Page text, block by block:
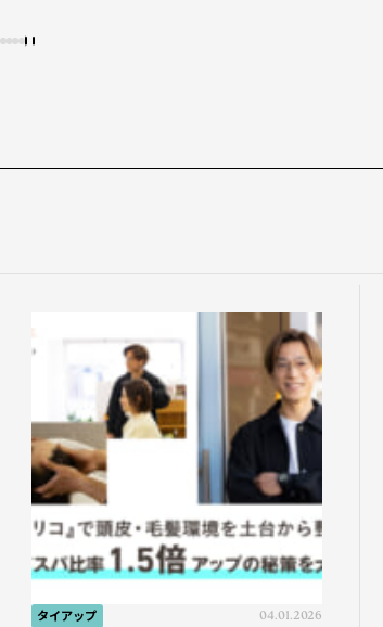
タイアップ 04.01.2026